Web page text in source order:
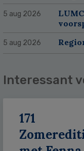
5 aug 2026
5 aug 2026
Interessant
171